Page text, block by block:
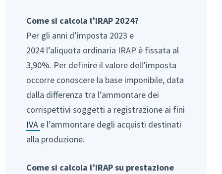
Come si calcola l’IRAP 2024?
Per gli anni d’imposta 2023 e
2024 l’aliquota ordinaria IRAP è fissata al
3,90%. Per definire il valore dell’imposta
occorre conoscere la base imponibile, data
dalla differenza tra l’ammontare dei
corrispettivi soggetti a registrazione ai fini
IVA e l’ammontare degli acquisti destinati
alla produzione.
Come si calcola l’IRAP su prestazione